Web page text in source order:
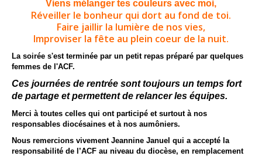
Viens mélanger tes couleurs avec moi,
Réveiller le bonheur qui dort au fond de toi.
Faire jaillir la lumière de nos vies,
Improviser la fête au plein coeur de la nuit.
La soirée s'est terminée par un petit repas préparé par quelques
femmes de l'ACF.
Ces journées de rentrée sont toujours un temps fort
de partage et permettent de relancer les équipes.
Merci à toutes celles qui ont participé et surtout à nos
responsables diocésaines et à nos aumôniers.
Nous remercions vivement Jeannine Januel qui a accepté la
responsabilité de l’ACF au niveau du diocèse, en remplacement